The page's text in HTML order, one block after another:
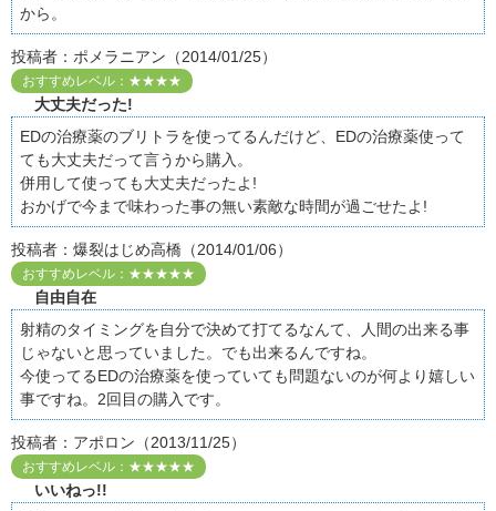
から。
投稿者：ポメラニアン（2014/01/25）
おすすめレベル：★★★★
大丈夫だった!
EDの治療薬のブリトラを使ってるんだけど、EDの治療薬使って
ても大丈夫だって言うから購入。
併用して使っても大丈夫だったよ!
おかげで今まで味わった事の無い素敵な時間が過ごせたよ!
投稿者：爆裂はじめ高橋（2014/01/06）
おすすめレベル：★★★★★
自由自在
射精のタイミングを自分で決めて打てるなんて、人間の出来る事
じゃないと思っていました。でも出来るんですね。
今使ってるEDの治療薬を使っていても問題ないのが何より嬉しい
事ですね。2回目の購入です。
投稿者：アポロン（2013/11/25）
おすすめレベル：★★★★★
いいねっ!!